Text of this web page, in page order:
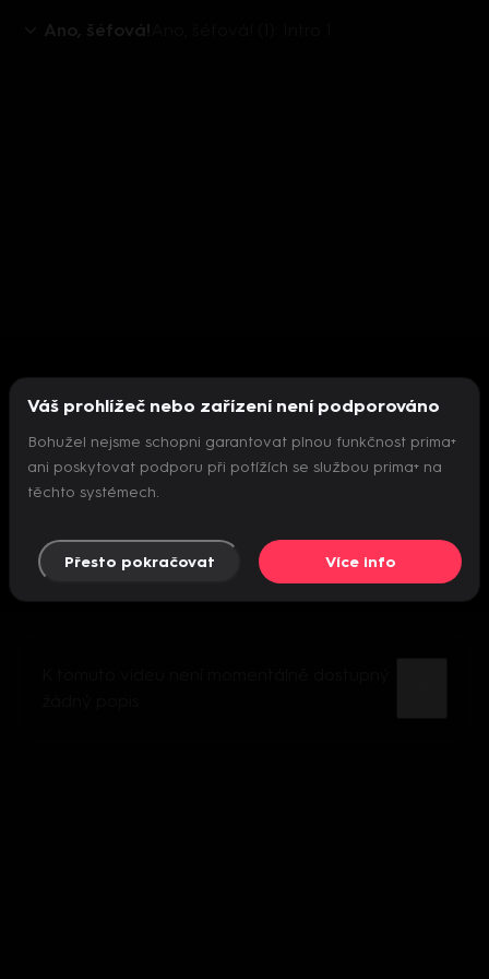
Ano, šéfová!
Nepodařilo se inicializovat přehrávač
Váš prohlížeč nebo zařízení není podporováno
Bohužel nejsme schopni garantovat plnou funkčnost prima+
ani poskytovat podporu při potížích se službou prima+ na
těchto systémech.
Přesto pokračovat Více info